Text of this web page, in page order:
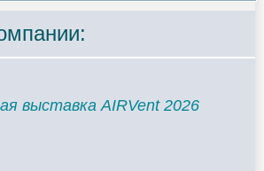
выставка AIRVent 2026